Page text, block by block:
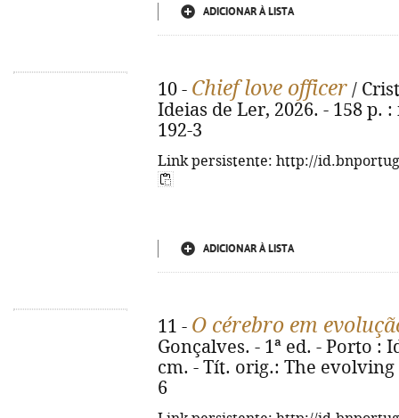
ADICIONAR À LISTA
10 - Chief love officer /
Ideias de Ler, 2026. - 158 p.
192-3
Link persistente: http://
ADICIONAR À LISTA
11 - O cérebro em
Gonçalves. - 1ª ed. - Porto :
cm. - Tít. orig.: The evolving
6